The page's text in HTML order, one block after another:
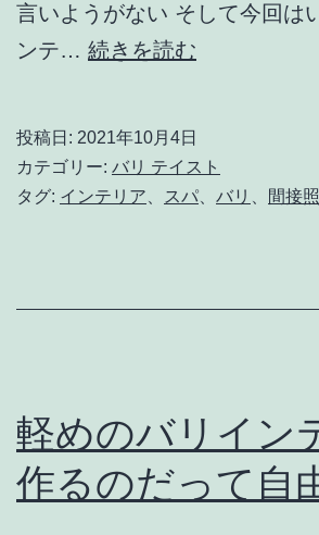
言いようがない そして今回は
ンテ… 続きを読む
ン
テ
そ
明
か
り
投稿日: 2021年10月4日
カテゴリー: バリ テイスト
タグ: インテリア、 スパ、 バリ 、 間接
軽めのバリイン
作るのだって自